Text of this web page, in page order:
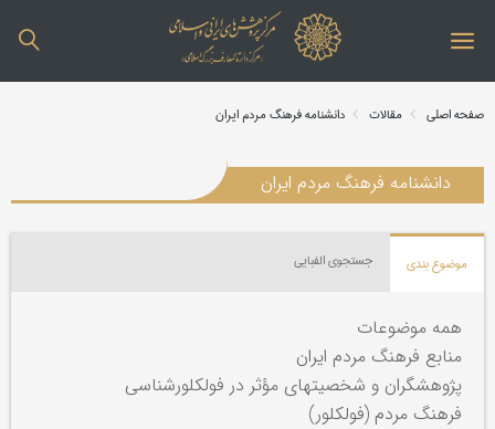
صفحه اصلی مقالات دانشنامه فرهنگ مردم ایران
دانشنامه فرهنگ مردم ایران
موضوع بندی جستجوی الفبایی
همه موضوعات
منابع فرهنگ مردم ایران
پژوهشگران و شخصیتهای مؤثر در فولکلورشناسی
فرهنگ مردم (فولکلور)